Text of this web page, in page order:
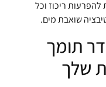
ריכוז וכל
שואבת מים.
תומך
שלך